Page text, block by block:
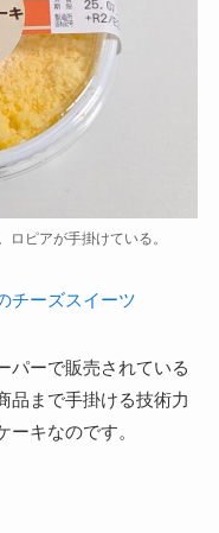
ピアが手掛けている。
チーズスイーツ
パーで販売されている
品まで手掛ける技術力
キなのです。